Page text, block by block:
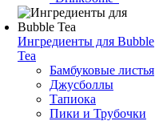
Ингредиенты для Bubble
Tea
Бамбуковые листья
Джусболлы
Тапиока
Пики и Трубочки